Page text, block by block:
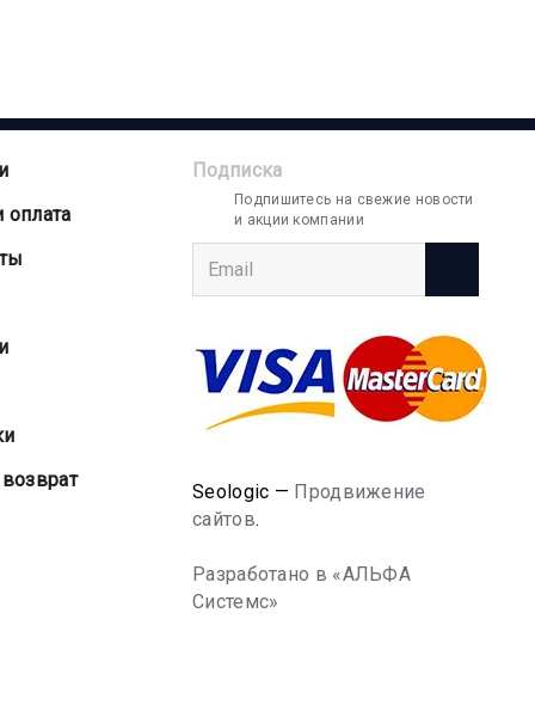
Подписка
Подпишитесь на свежие новости
и акции компании
Seologic — Продвижение
сайтов.
Разработано в «АЛЬФА
Системс»
оплата